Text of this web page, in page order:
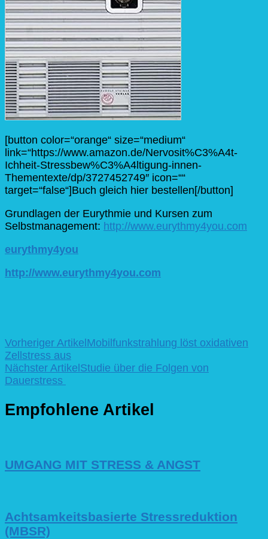
[button color=“orange“ size=“medium“
link=“https://www.amazon.de/Nervosit%C3%A4t-
Ichheit-Stressbew%C3%A4ltigung-innen-
Thementexte/dp/3727452749″ icon=““
target=“false“]Buch gleich hier bestellen[/button]
Grundlagen der Eurythmie und Kursen zum
Selbstmanagement: http://www.eurythmy4you.com
eurythmy4you
http://www.eurythmy4you.com
Beitragsnavigation
Vorheriger Artikel Mobilfunkstrahlung löst oxidativen
Zellstress aus
Nächster Artikel Studie über die Folgen von
Dauerstress
Empfohlene Artikel
UMGANG MIT STRESS & ANGST
Achtsamkeitsbasierte Stressreduktion
(MBSR)